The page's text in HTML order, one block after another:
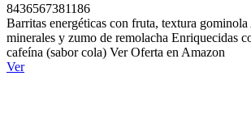
8436567381186
Barritas energéticas con fruta, textura
minerales y zumo de remolacha Enriquecidas
cafeína (sabor cola) Ver Oferta en Amazon
Ver